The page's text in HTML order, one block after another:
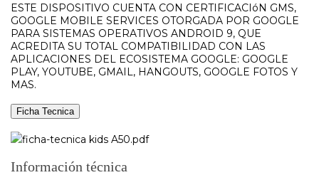
ESTE DISPOSITIVO CUENTA CON CERTIFICACIóN GMS,
GOOGLE MOBILE SERVICES OTORGADA POR GOOGLE
PARA SISTEMAS OPERATIVOS ANDROID 9, QUE
ACREDITA SU TOTAL COMPATIBILIDAD CON LAS
APLICACIONES DEL ECOSISTEMA GOOGLE: GOOGLE
PLAY, YOUTUBE, GMAIL, HANGOUTS, GOOGLE FOTOS Y
MAS.
Ficha Tecnica
ficha-tecnica kids A50.pdf
Información técnica